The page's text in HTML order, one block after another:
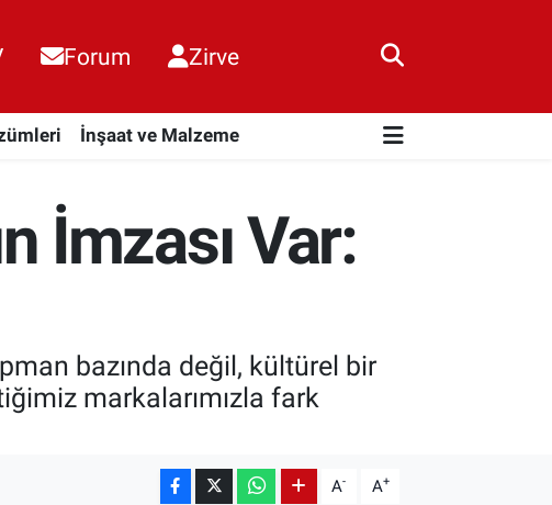
Forum Zirve
İnşaat ve Malzeme
İmzası Var:
bazında değil, kültürel bir
markalarımızla fark
A- A+